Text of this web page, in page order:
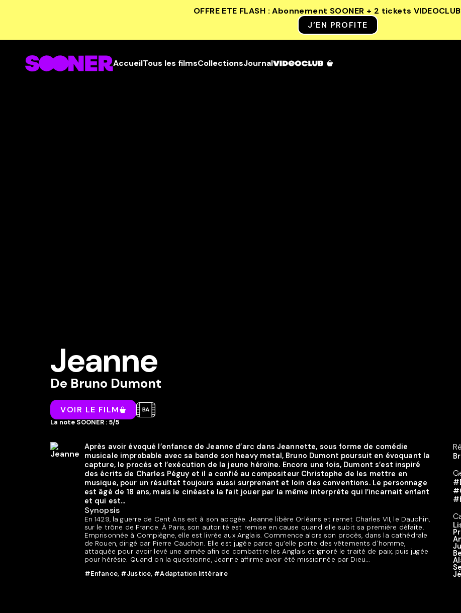
OFFRE ETE FLASH : Abonnement SOONER + 2 tickets VIDEOCLUB
J’EN PROFITE
AccueilTous les filmsCollectionsJournal
Jeanne
De Bruno Dumont
VOIR LE FILM
La note SOONER : 5/5
Après avoir évoqué l’enfance de Jeanne d’arc dans Jeannette, sous forme de comédie
musicale improbable avec sa bande son heavy metal, Bruno Dumont poursuit en évoquant la
capture, le procès et l’exécution de la jeune héroïne. Encore une fois, Dumont s’est inspiré
des écrits de Charles Péguy et il a confié au compositeur Christophe de les mettre en
musique, pour un résultat toujours aussi surprenant et loin des conventions. Le personnage
est âgé de 18 ans, mais le cinéaste la fait jouer par la même interprète qui l’incarnait enfant
et qui est...
Synopsis
En 1429, la guerre de Cent Ans est à son apogée. Jeanne libère Orléans et remet Charles VII, le Dauphin,
sur le trône de France. À Paris, son autorité est remise en cause quand elle subit sa première défaite.
Emprisonnée à Compiègne, elle est livrée aux Anglais. Commence alors son procès, dans la cathédrale
de Rouen, dirigé par Pierre Cauchon. Elle est jugée parce qu’elle porte des vêtements d'homme,
attaquée pour avoir levé une armée afin de combattre les Anglais et ignoré le traité de paix, puis jugée
pour hérésie. Quand on la questionne, Jeanne affirme avoir été missionnée par Dieu...
#Enfance, #Justice, #Adaptation littéraire